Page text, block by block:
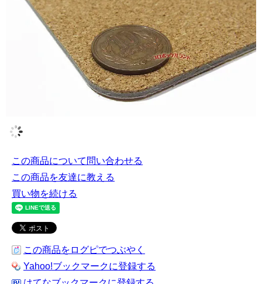
この商品について問い合わせる
この商品を友達に教える
買い物を続ける
この商品をログピでつぶやく
Yahoo!ブックマークに登録する